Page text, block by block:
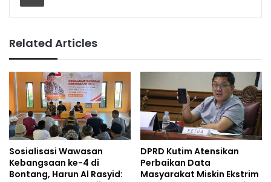
Related Articles
Sosialisasi Wawasan
Kebangsaan ke-4 di
Bontang, Harun Al Rasyid:
DPRD Kutim Atensikan
Perbaikan Data
Masyarakat Miskin Ekstrim